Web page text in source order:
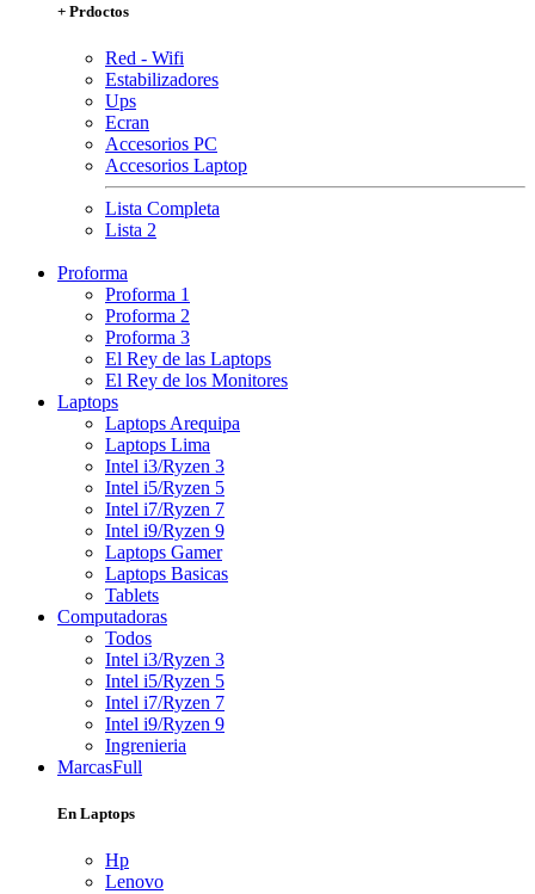
+ Prdoctos
Red - Wifi
Estabilizadores
Ups
Ecran
Accesorios PC
Accesorios Laptop
Lista Completa
Lista 2
Proforma
Proforma 1
Proforma 2
Proforma 3
El Rey de las Laptops
El Rey de los Monitores
Laptops
Laptops Arequipa
Laptops Lima
Intel i3/Ryzen 3
Intel i5/Ryzen 5
Intel i7/Ryzen 7
Intel i9/Ryzen 9
Laptops Gamer
Laptops Basicas
Tablets
Computadoras
Todos
Intel i3/Ryzen 3
Intel i5/Ryzen 5
Intel i7/Ryzen 7
Intel i9/Ryzen 9
Ingrenieria
MarcasFull
En Laptops
Hp
Lenovo